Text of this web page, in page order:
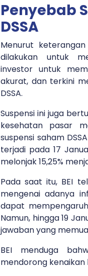
Penyebab
DSSA
Menurut keterangan
dilakukan untuk
investor untuk
akurat, dan terkini
DSSA.
Suspensi ini juga
kesehatan pasar
suspensi saham
terjadi pada 17
melonjak 15,25%
Pada saat itu, BEI
mengenai adanya
dapat
Namun, hingga 19
jawaban yang
BEI menduga
mendorong kenaikan